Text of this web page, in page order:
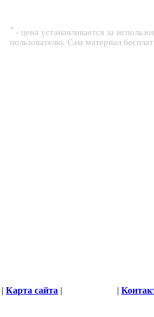
* - цена устанавливается за
пользователю. Сам материал
| Карта сайта | |